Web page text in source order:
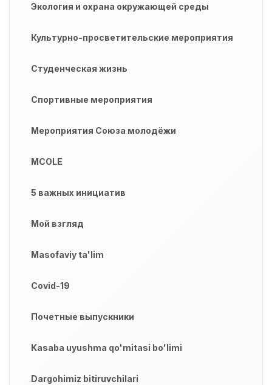
Экология и охрана окружающей среды
Культурно-просветительские мероприятия
Студенческая жизнь
Спортивные мероприятия
Мероприятия Союза молодёжи
MCOLE
5 важных инициатив
Мой взгляд
Masofaviy ta'lim
Covid-19
Почетные выпускники
Kasaba uyushma qo'mitasi bo'limi
Dargohimiz bitiruvchilari